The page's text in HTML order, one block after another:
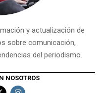
y actualización de
sobre comunicación,
del periodismo.
NOSOTROS